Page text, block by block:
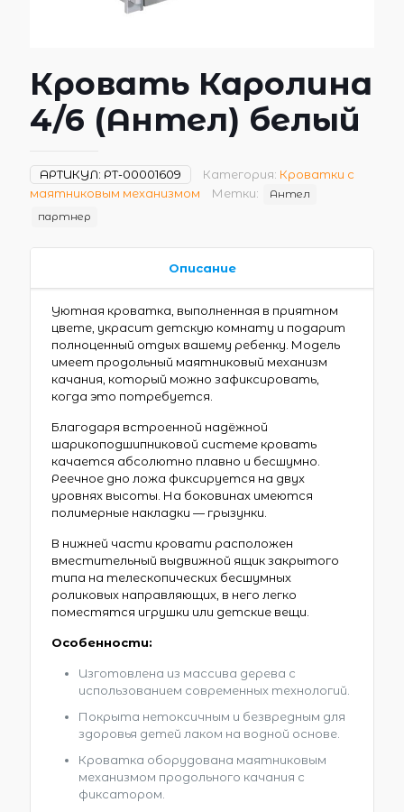
Кровать Каролина
4/6 (Антел) белый
АРТИКУЛ: РТ-00001609 Категория: Кроватки с
маятниковым механизмом
Метки:
Антел
партнер
Описание
Уютная кроватка, выполненная в приятном
цвете, украсит детскую комнату и подарит
полноценный отдых вашему ребенку. Модель
имеет продольный маятниковый механизм
качания, который можно зафиксировать,
когда это потребуется.
Благодаря встроенной надёжной
шарикоподшипниковой системе кровать
качается абсолютно плавно и бесшумно.
Реечное дно ложа фиксируется на двух
уровнях высоты. На боковинах имеются
полимерные накладки — грызунки.
В нижней части кровати расположен
вместительный выдвижной ящик закрытого
типа на телескопических бесшумных
роликовых направляющих, в него легко
поместятся игрушки или детские вещи.
Особенности:
Изготовлена из массива дерева с
использованием современных технологий.
Покрыта нетоксичным и безвредным для
здоровья детей лаком на водной основе.
Кроватка оборудована маятниковым
механизмом продольного качания с
фиксатором.